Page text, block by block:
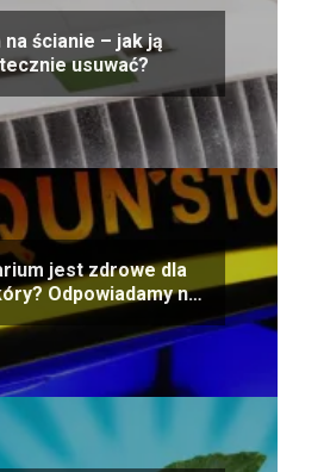
na ścianie – jak ją
usuwać?
jest zdrowe dla
Odpowiadamy na
pytanie